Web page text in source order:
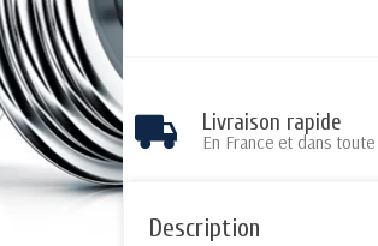
Livraison rapide
En France et dans
Description